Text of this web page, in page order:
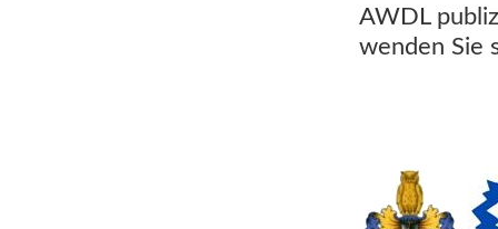
AWDL
wenden Sie